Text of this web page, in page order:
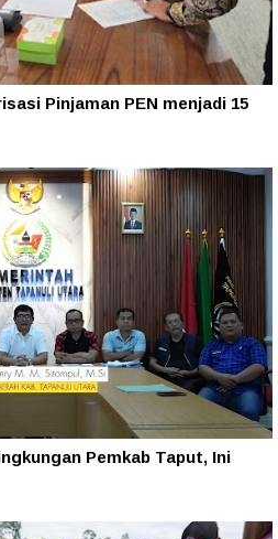
Pinjaman PEN menjadi 15
Pemkab Taput, Ini